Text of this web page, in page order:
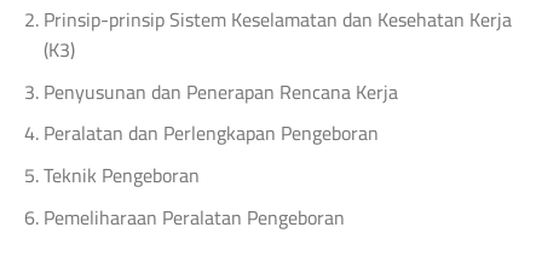
Prinsip-prinsip Sistem Keselamatan dan Kesehatan Kerja
(K3)
Penyusunan dan Penerapan Rencana Kerja
Peralatan dan Perlengkapan Pengeboran
Teknik Pengeboran
Pemeliharaan Peralatan Pengeboran